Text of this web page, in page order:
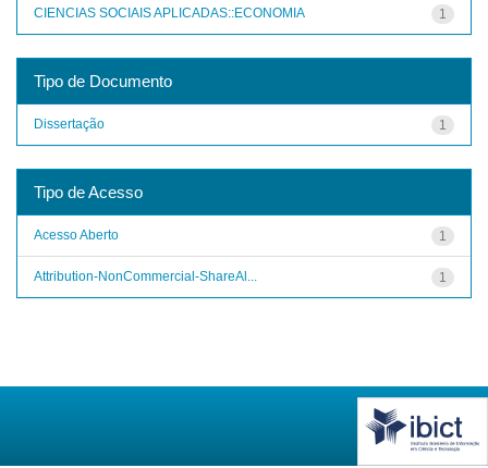
1
CIENCIAS SOCIAIS APLICADAS::ECONOMIA
Tipo de Documento
1
Dissertação
Tipo de Acesso
1
Acesso Aberto
1
Attribution-NonCommercial-ShareAl...